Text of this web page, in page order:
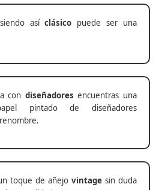
asíclásico puede ser una
con diseñadores encuentras una
pintado de diseñadores
toque de añejo vintage sin duda